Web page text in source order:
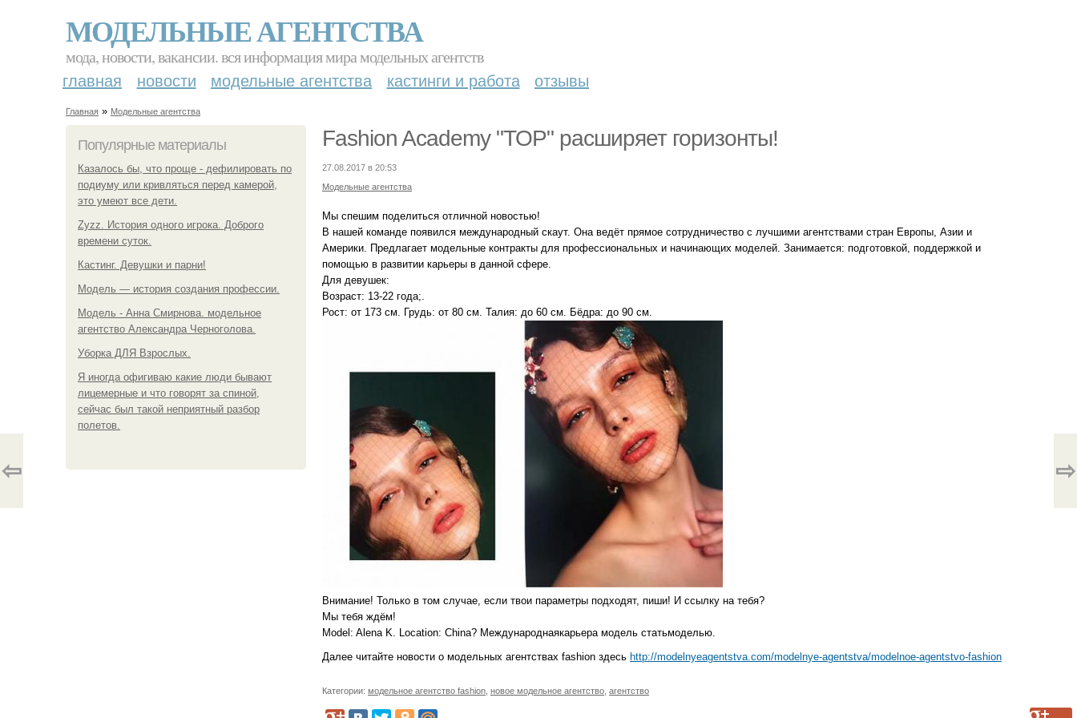
МОДЕЛЬНЫЕ АГЕНТСТВА
мода, новости, вакансии. вся информация мира модельных агентств
главная новости модельные агентства кастинги и работа отзывы
Главная » Модельные агентства
Популярные материалы
Казалось бы, что проще - дефилировать по
подиуму или кривляться перед камерой,
это умеют все дети.
Zyzz. История одного игрока. Доброго
времени суток.
Кастинг. Девушки и парни!
Модель — история создания профессии.
Модель - Анна Смирнова. модельное
агентство Александра Черноголова.
Уборка ДЛЯ Взрослых.
Я иногда офигиваю какие люди бывают
лицемерные и что говорят за спиной,
сейчас был такой неприятный разбор
полетов.
Fashion Academy "TOP" расширяет горизонты!
27.08.2017 в 20:53
Модельные агентства
Мы спешим поделиться отличной новостью!
В нашей команде появился международный скаут. Она ведёт прямое сотрудничество с лучшими агентствами стран Европы, Азии и
Америки. Предлагает модельные контракты для профессиональных и начинающих моделей. Занимается: подготовкой, поддержкой и
помощью в развитии карьеры в данной сфере.
Для девушек:
Возраст: 13-22 года;.
Рост: от 173 см. Грудь: от 80 см. Талия: до 60 см. Бёдра: до 90 см.
Внимание! Только в том случае, если твои параметры подходят, пиши! И ссылку на тебя?
Мы тебя ждём!
Model: Alena K. Location: China? Международнаякарьера модель статьмоделью.
Далее читайте новости о модельных агентствах fashion здесь http://modelnyeagentstva.com/modelnye-agentstva/modelnoe-agentstvo-fashion
Категории: модельное агентство fashion новое модельное агентство агентство
⇦ ⇨